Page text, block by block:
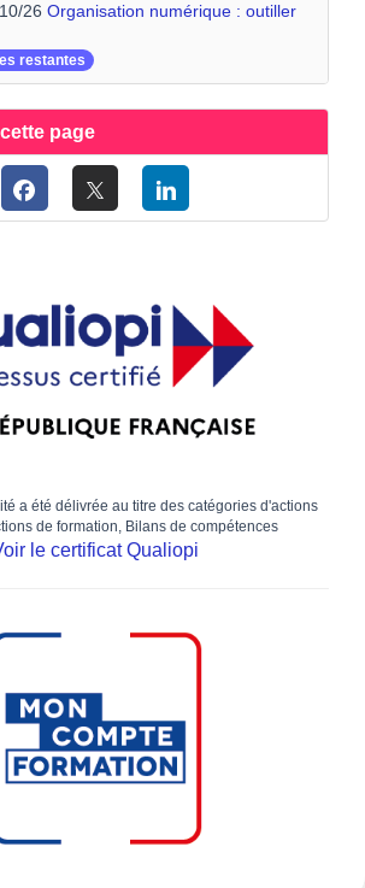
26 Organisation numérique : outiller
restantes
page
a été délivrée au titre des catégories d'actions
de formation, Bilans de compétences
le certificat Qualiopi